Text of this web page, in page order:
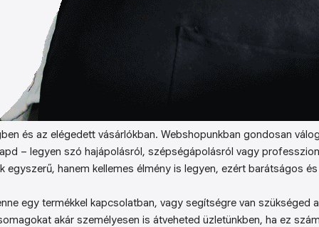
és az elégedett vásárlókban. Webshopunkban gondosan
– legyen szó hajápolásról, szépségápolásról vagy
egyszerű, hanem kellemes élmény is legyen, ezért barátságos
egy termékkel kapcsolatban, vagy segítségre van szükséged
akár személyesen is átveheted üzletünkben, ha ez